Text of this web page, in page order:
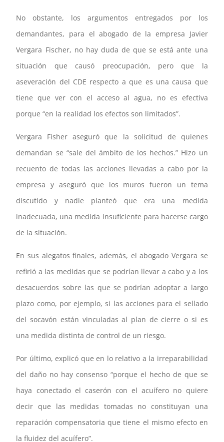
No obstante, los argumentos entregados por los
demandantes, para el abogado de la empresa Javier
Vergara Fischer, no hay duda de que se está ante una
situación que causó preocupación, pero que la
aseveración del CDE respecto a que es una causa que
tiene que ver con el acceso al agua, no es efectiva
porque “en la realidad los efectos son limitados”.
Vergara Fisher aseguró que la solicitud de quienes
demandan se “sale del ámbito de los hechos.” Hizo un
recuento de todas las acciones llevadas a cabo por la
empresa y aseguró que los muros fueron un tema
discutido y nadie planteó que era una medida
inadecuada, una medida insuficiente para hacerse cargo
de la situación.
En sus alegatos finales, además, el abogado Vergara se
refirió a las medidas que se podrían llevar a cabo y a los
desacuerdos sobre las que se podrían adoptar a largo
plazo como, por ejemplo, si las acciones para el sellado
del socavón están vinculadas al plan de cierre o si es
una medida distinta de control de un riesgo.
Por último, explicó que en lo relativo a la irreparabilidad
del daño no hay consenso “porque el hecho de que se
haya conectado el caserón con el acuífero no quiere
decir que las medidas tomadas no constituyan una
reparación compensatoria que tiene el mismo efecto en
la fluidez del acuífero”.